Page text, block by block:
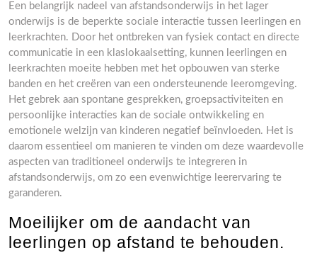
Een belangrijk nadeel van afstandsonderwijs in het lager
onderwijs is de beperkte sociale interactie tussen leerlingen en
leerkrachten. Door het ontbreken van fysiek contact en directe
communicatie in een klaslokaalsetting, kunnen leerlingen en
leerkrachten moeite hebben met het opbouwen van sterke
banden en het creëren van een ondersteunende leeromgeving.
Het gebrek aan spontane gesprekken, groepsactiviteiten en
persoonlijke interacties kan de sociale ontwikkeling en
emotionele welzijn van kinderen negatief beïnvloeden. Het is
daarom essentieel om manieren te vinden om deze waardevolle
aspecten van traditioneel onderwijs te integreren in
afstandsonderwijs, om zo een evenwichtige leerervaring te
garanderen.
Moeilijker om de aandacht van
leerlingen op afstand te behouden.